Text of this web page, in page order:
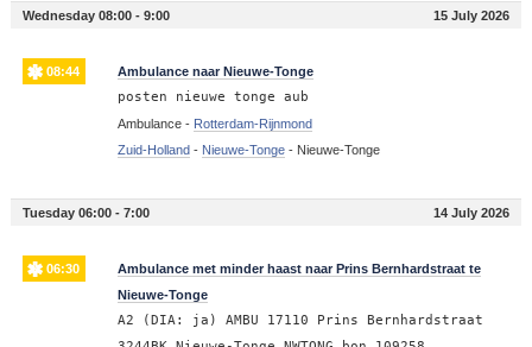
Wednesday 08:00 - 9:00 15 July 2026
08:44 Ambulance naar Nieuwe-Tonge
posten nieuwe tonge aub
Ambulance - Rotterdam-Rijnmond
Zuid-Holland- Nieuwe-Tonge- Nieuwe-Tonge
Tuesday 06:00 - 7:00 14 July 2026
06:30
Ambulance met minder haast naar Prins Bernhardstraat te
Nieuwe-Tonge
A2 (DIA: ja) AMBU 17110 Prins Bernhardstraat